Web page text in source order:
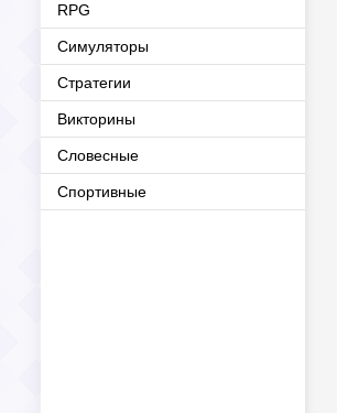
RPG
Симуляторы
Стратегии
Викторины
Словесные
Спортивные